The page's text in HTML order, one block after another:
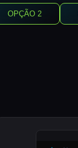
OPÇÃO 2